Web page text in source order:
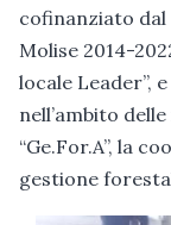
cofinanziato dal
Molise 2014-
locale Leader”,
nell’ambito
“Ge.For.A”, la
gestione